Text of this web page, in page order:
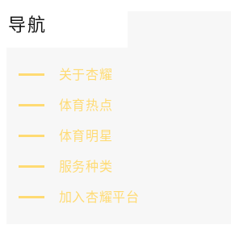
导航
关于杏耀
体育热点
体育明星
服务种类
加入杏耀平台